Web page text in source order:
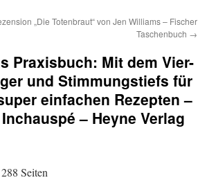
„Die Totenbraut“ von Jen Williams – Fischer
Taschenbuch →
Praxisbuch: Mit dem Vier-
und Stimmungstiefs für
einfachen Rezepten –
– Heyne Verlag
288 Seiten